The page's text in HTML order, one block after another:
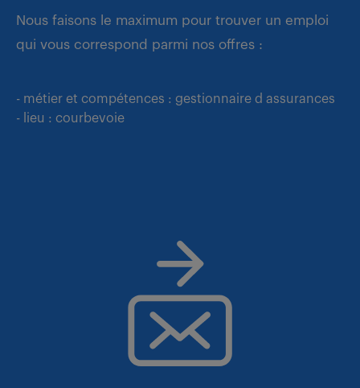
Nous faisons le maximum pour trouver un emploi
qui vous correspond parmi nos offres :
- métier et compétences : gestionnaire d assurances
- lieu : courbevoie